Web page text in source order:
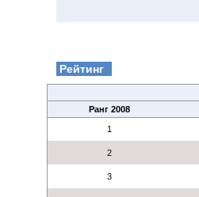
Рейтинг
Ранг 2008
1
2
3